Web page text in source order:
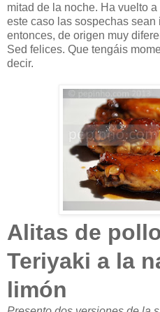
mitad de la noche. Ha vuelto
este caso las sospechas
entonces, de origen muy
Sed felices. Que tengáis
decir.
Alitas de
Teriyaki a la
limón